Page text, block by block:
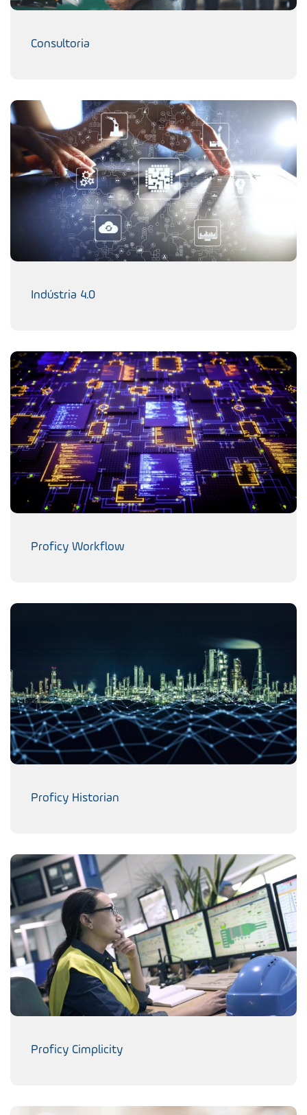
Consultoria
Indústria 4.0
Proficy Workflow
Proficy Historian
Proficy Cimplicity